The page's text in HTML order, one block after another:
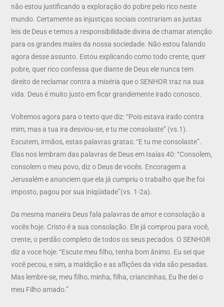
não estou justificando a exploração do pobre pelo rico neste
mundo. Certamente as injustiças sociais contrariam as justas
leis de Deus e temos a responsibilidade divina de chamar atenção
para os grandes males da nossa sociedade. Não estou falando
agora desse assunto. Estou explicando como todo crente, quer
pobre, quer rico confessa que diante de Deus ele nunca tem
direito de reclamar contra a miséria que o SENHOR traz na sua
vida. Deus é muito justo em ficar grandemente irado conosco.
Voltemos agora para o texto que diz: “Pois estava irado contra
mim, mas a tua ira desviou-se, e tu me consolaste” (vs.1).
Escutem, irmãos, estas palavras gratas: “E tu me consolaste”.
Elas nos lembram das palavras de Deus em Isaías 40: “Consolem,
consolem o meu povo, diz o Deus de vocês. Encoragem a
Jerusalém e anunciem que ela já cumpriu o trabalho que lhe foi
imposto, pagou por sua iniqüidade”(vs. 1-2a).
Da mesma maneira Deus fala palavras de amor e consolação a
vocês hoje. Cristo é a sua consolação. Ele já comprou para você,
crente, o perdão completo de todos os seus pecados. O SENHOR
diz a voce hoje: “Escute meu filho, tenha bom ânimo. Eu sei que
você pecou, e sim, a maldição e as aflições da vida são pesadas.
Mas lembre-se, meu filho, minha, filha, criancinhas, Eu lhe dei o
meu Filho amado.”